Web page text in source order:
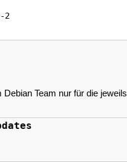
2
Team nur für die